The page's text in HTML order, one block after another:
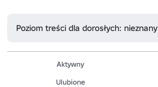
Poziom treści dla dorosłych: nieznany
Aktywny
Ulubione